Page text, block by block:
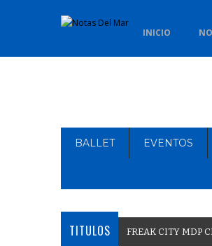
INICIO
BALLET EVENTOS
TITULOS FREAK CITY MDP C